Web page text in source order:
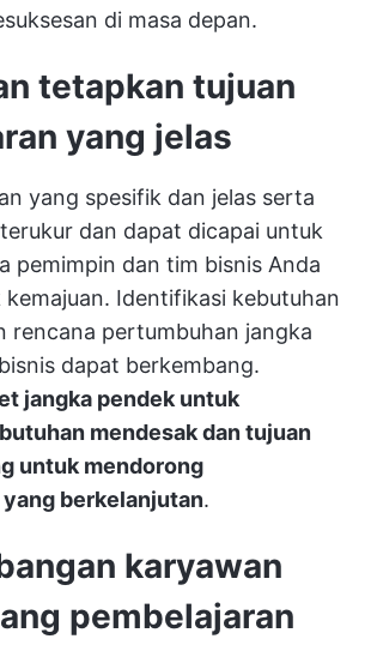
di masa depan.
tetapkan tujuan
yang jelas
yang spesifik dan jelas serta
dan dapat dicapai untuk
pemimpin dan tim bisnis Anda
kemajuan. Identifikasi kebutuhan
rencana pertumbuhan jangka
dapat berkembang.
jangka pendek untuk
mendesak dan tujuan
untuk mendorong
berkelanjutan.
karyawan
pembelajaran